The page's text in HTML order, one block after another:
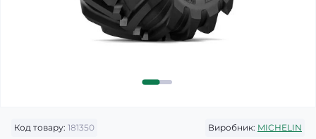
Код товару: 181350 Виробник: MICHELIN